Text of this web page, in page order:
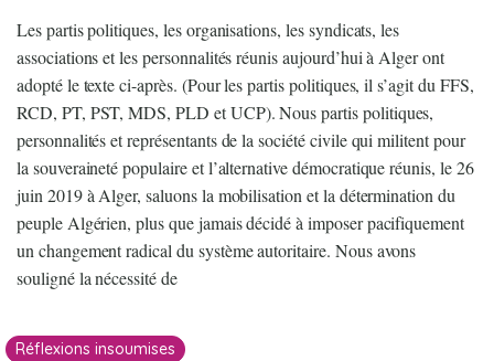
Les partis politiques, les organisations, les syndicats, les
associations et les personnalités réunis aujourd’hui à Alger ont
adopté le texte ci-après. (Pour les partis politiques, il s’agit du FFS,
RCD, PT, PST, MDS, PLD et UCP). Nous partis politiques,
personnalités et représentants de la société civile qui militent pour
la souveraineté populaire et l’alternative démocratique réunis, le 26
juin 2019 à Alger, saluons la mobilisation et la détermination du
peuple Algérien, plus que jamais décidé à imposer pacifiquement
un changement radical du système autoritaire. Nous avons
souligné la nécessité de
Réflexions insoumises